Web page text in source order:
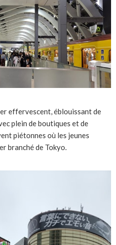
effervescent, éblouissant de
plein de boutiques et de
piétonnes où les jeunes
branché de Tokyo.